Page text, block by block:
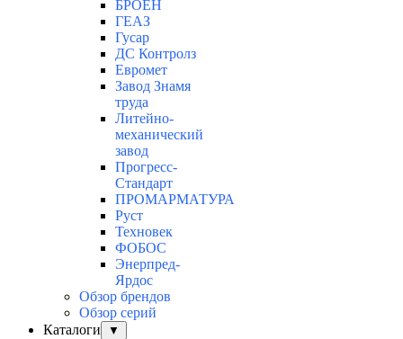
БРОЕН
ГЕАЗ
Гусар
ДС Контролз
Евромет
Завод Знамя
труда
Литейно-
механический
завод
Прогресс-
Стандарт
ПРОМАРМАТУРА
Руст
Техновек
ФОБОС
Энерпред-
Ярдос
Обзор брендов
Обзор серий
Каталоги
▼